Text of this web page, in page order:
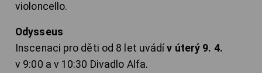
violoncello.
Odysseus
Inscenaci pro děti od 8 let uvádív úterý 9. 4.
v 9:00 a v 10:30 Divadlo Alfa.